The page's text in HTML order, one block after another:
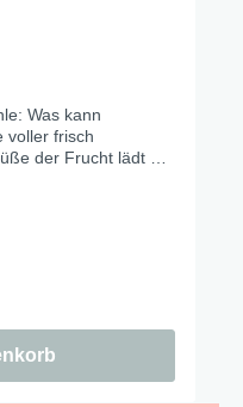
Was kann
voller frisch
der Frucht lädt auf